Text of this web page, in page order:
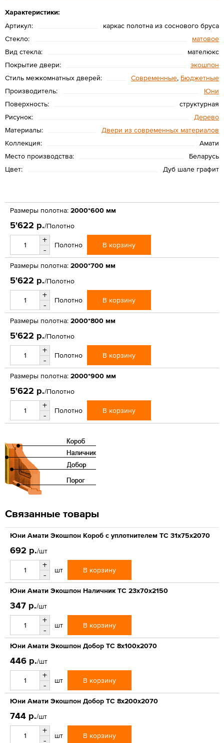
Характеристики:
Артикул:
каркас полотна из соснового бруса
Стекло:
матовое
Вид стекла:
мателюкс
Покрытие двери:
экошпон
Стиль межкомнатных дверей:
Современные, Бюджетные
Производитель:
Юни
Поверхность:
структурная
Рисунок:
Дерево
Материалы:
Двери из современных материалов
Коллекция:
Амати
Место производства:
Беларусь
Цвет:
Дуб шале графит
Размеры полотна: 2000*600 мм
5'622 р./Полотно
+
-
Полотно В корзину
Размеры полотна: 2000*700 мм
5'622 р./Полотно
+
-
Полотно В корзину
Размеры полотна: 2000*800 мм
5'622 р./Полотно
+
-
Полотно В корзину
Размеры полотна: 2000*900 мм
5'622 р./Полотно
+
-
Полотно В корзину
Связанные товары
Юни Амати Экошпон Короб с уплотнителем ТС 31x75x2070
692 р./шт
+
-
шт В корзину
Юни Амати Экошпон Наличник ТС 23x70x2150
347 р./шт
+
-
шт В корзину
Юни Амати Экошпон Добор ТС 8x100x2070
446 р./шт
+
-
шт В корзину
Юни Амати Экошпон Добор ТС 8x200x2070
744 р./шт
+
-
шт В корзину